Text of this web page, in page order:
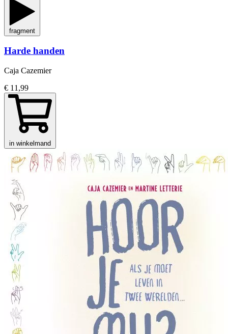
fragment
Harde handen
Caja Cazemier
€ 11,99
in winkelmand